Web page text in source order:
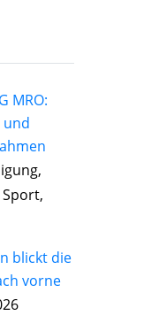
MRO:
und
blickt die
vorne